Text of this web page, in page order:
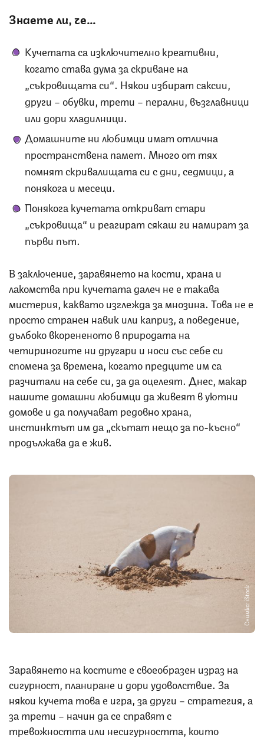
Знаете ли, че…
Кучетата са изключително креативни,
когато става дума за скриване на
„съкровищата си“. Някои избират саксии,
други – обувки, трети – перални, възглавници
или дори хладилници.
Домашните ни любимци имат отлична
пространствена памет. Много от тях
помнят скривалищата си с дни, седмици, а
понякога и месеци.
Понякога кучетата откриват стари
„съкровища“ и реагират сякаш ги намират за
първи път.
В заключение, заравянето на кости, храна и
лакомства при кучетата далеч не е такава
мистерия, каквато изглежда за мнозина. Това не е
просто странен навик или каприз, а поведение,
дълбоко вкорененото в природата на
четириногите ни другари и носи със себе си
спомена за времена, когато предците им са
разчитали на себе си, за да оцелеят. Днес, макар
нашите домашни любимци да живеят в уютни
домове и да получават редовно храна,
инстинктът им да „скътат нещо за по-късно“
продължава да е жив.
Снимка: iStock
Заравянето на костите е своеобразен израз на
сигурност, планиране и дори удоволствие. За
някои кучета това е игра, за други – стратегия, а
за трети – начин да се справят с
тревожността или несигурността, които